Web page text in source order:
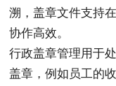
溯，盖章文件支持
协作高效。
行政盖章管理用于
盖章，例如员工的